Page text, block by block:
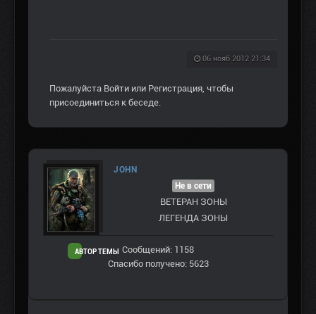
06 нояб 2012 21:34
Пожалуйста Войти или Регистрация, чтобы
присоединиться к беседе.
JOHN
АВТОР ТЕМЫ
Не в сети
ВЕТЕРАН ЗOНЫ
ЛЕГЕНДА ЗОНЫ
Сообщений: 1158
Спасибо получено: 5623